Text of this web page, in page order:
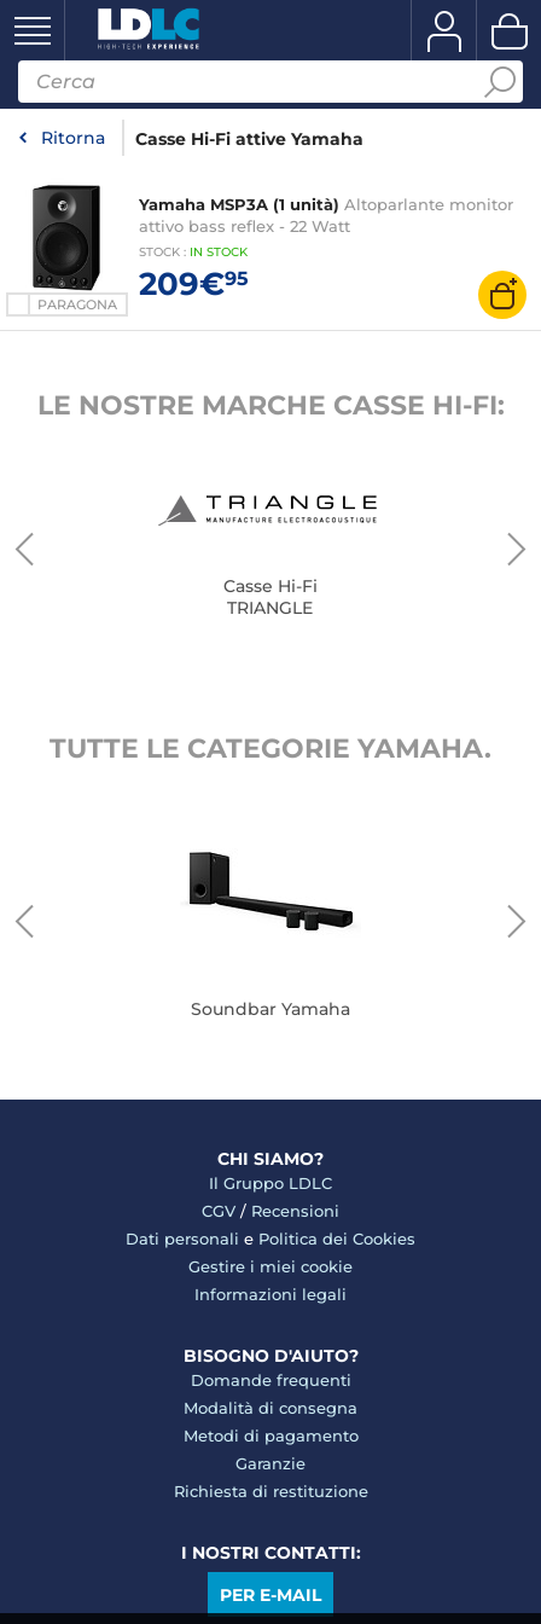
Ritorna Casse Hi-Fi attive Yamaha
PARAGONA
Yamaha MSP3A (1 unità) Altoparlante monitor
attivo bass reflex - 22 Watt
STOCK : IN STOCK
209€95
LE NOSTRE MARCHE CASSE HI-FI:
Casse Hi-Fi
TRIANGLE
TUTTE LE CATEGORIE YAMAHA.
Soundbar Yamaha
CHI SIAMO?
Il Gruppo LDLC
CGV / Recensioni
Dati personali e Politica dei Cookies
Gestire i miei cookie
Informazioni legali
BISOGNO D'AIUTO?
Domande frequenti
Modalità di consegna
Metodi di pagamento
Garanzie
Richiesta di restituzione
I NOSTRI CONTATTI:
PER E-MAIL